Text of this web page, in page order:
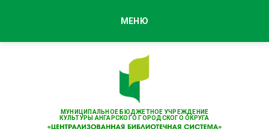
МУНИЦИПАЛЬНОЕ БЮДЖЕТНОЕ УЧРЕЖДЕНИЕ
КУЛЬТУРЫ АНГАРСКОГО ГОРОДСКОГО ОКРУГА
МЕНЮ